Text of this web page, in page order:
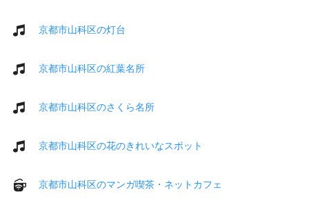
京都市山科区の灯台
京都市山科区の紅葉名所
京都市山科区のさくら名所
京都市山科区の花のきれいなスポット
京都市山科区のマンガ喫茶・ネットカフェ